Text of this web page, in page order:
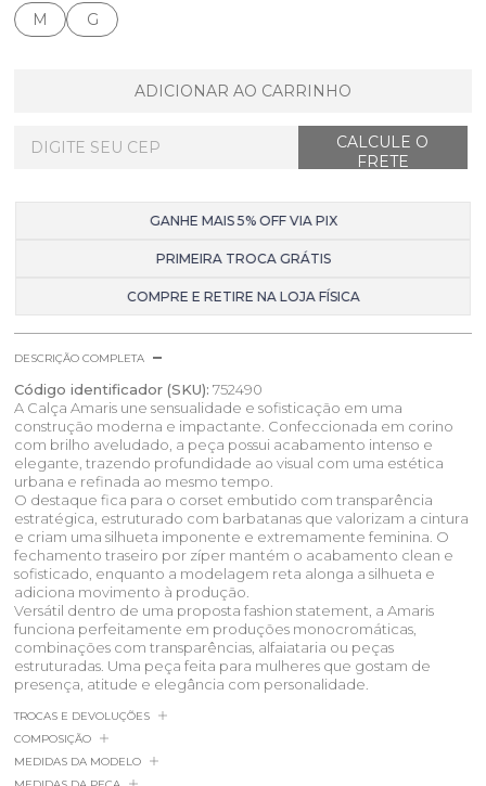
M G
ADICIONAR AO CARRINHO
GANHE MAIS 5% OFF VIA PIX
PRIMEIRA TROCA GRÁTIS
COMPRE E RETIRE NA LOJA FÍSICA
DESCRIÇÃO COMPLETA
Código identificador (SKU): 752490
A Calça Amaris une sensualidade e sofisticação em uma
construção moderna e impactante. Confeccionada em corino
com brilho aveludado, a peça possui acabamento intenso e
elegante, trazendo profundidade ao visual com uma estética
urbana e refinada ao mesmo tempo.
O destaque fica para o corset embutido com transparência
estratégica, estruturado com barbatanas que valorizam a cintura
e criam uma silhueta imponente e extremamente feminina. O
fechamento traseiro por zíper mantém o acabamento clean e
sofisticado, enquanto a modelagem reta alonga a silhueta e
adiciona movimento à produção.
Versátil dentro de uma proposta fashion statement, a Amaris
funciona perfeitamente em produções monocromáticas,
combinações com transparências, alfaiataria ou peças
estruturadas. Uma peça feita para mulheres que gostam de
presença, atitude e elegância com personalidade.
TROCAS E DEVOLUÇÕES
COMPOSIÇÃO
MEDIDAS DA MODELO